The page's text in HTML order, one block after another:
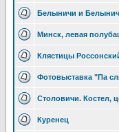
Белыничи и
Минск, левая
Клястицы
Фотовыставка "Па
Столовичи. Костел,
Куренец